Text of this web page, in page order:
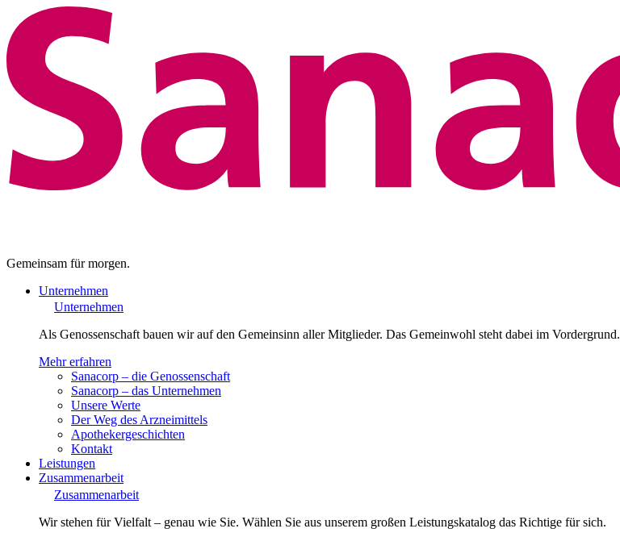
Gemeinsam für morgen.
Unternehmen
Unternehmen
Als Genossenschaft bauen wir auf den Gemeinsinn aller Mitglieder. Das Gemeinwohl steht dabei im Vordergrund.
Mehr erfahren
Sanacorp – die Genossenschaft
Sanacorp – das Unternehmen
Unsere Werte
Der Weg des Arzneimittels
Apothekergeschichten
Kontakt
Leistungen
Zusammenarbeit
Zusammenarbeit
Wir stehen für Vielfalt – genau wie Sie. Wählen Sie aus unserem großen Leistungskatalog das Richtige für sich.